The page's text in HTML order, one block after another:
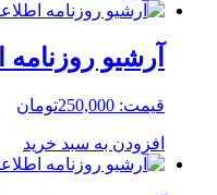
آرشیو روزنامه
قیمت: 250,000تومان
افزودن به سبد خرید